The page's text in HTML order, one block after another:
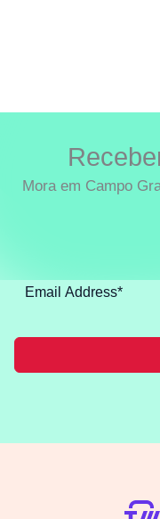
Mora em Campo